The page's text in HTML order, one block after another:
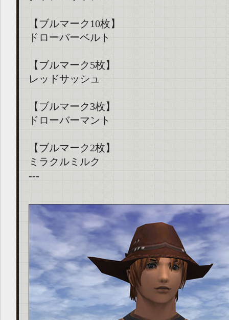
【ブルマーク10枚】
ドローバーベルト
【ブルマーク5枚】
レッドサッシュ
【ブルマーク3枚】
ドローバーマント
【ブルマーク2枚】
ミラクルミルク
---